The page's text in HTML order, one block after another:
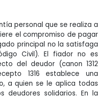
personal que se realiza a
el compromiso de pagar
principal no la satisfaga
Civil). El fiador no es
del deudor (canon 1312
1316 establece una
a quien se le aplica todas
deudores solidarios. En la